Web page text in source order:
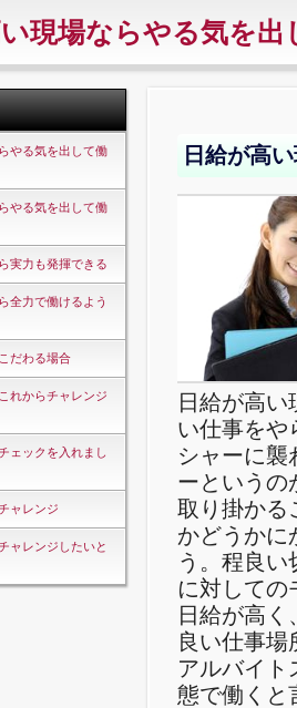
現場ならやる気を出
やる気を出して働
やる気を出して働
実力も発揮できる
全力で働けるよう
だわる場合
れからチャレンジ
ェックを入れまし
ャレンジ
ャレンジしたいと
日給が高
日給が高
い仕事をや
シャーに襲
ーというの
取り掛かる
かどうかに
う。程良
に対しての
日給が高
良い仕事
アルバイト
態で働くと